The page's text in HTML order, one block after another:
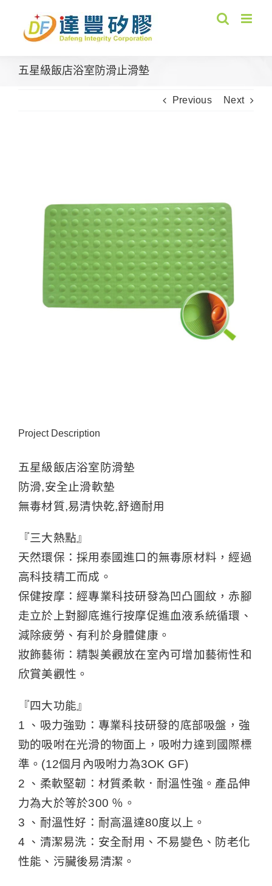
content
五星級飯店浴室防滑止滑墊
Previous Next
Project Description
五星級飯店浴室防滑墊
防滑,安全止滑軟墊
無毒材質,易清快乾,舒適耐用
『三大熱點』
天然環保：採用泰國進口的無毒原材料，經過
高科技精工而成。
保健按摩：經專業科技研發為凹凸圖紋，赤腳
走立於上對腳底進行按摩促進血液系統循環、
減除疲勞、有利於身體健康。
妝飾藝術：精製美觀放在室內可增加藝術性和
欣賞美觀性。
『四大功能』
1 、吸力強勁：專業科技研發的底部吸盤，強
勁的吸咐在光滑的物面上，吸咐力達到國際標
準。(12個月內吸咐力為3OK GF)
2 、柔軟堅韌：材質柔軟．耐溫性強。產品伸
力為大於等於300 ％。
3 、耐溫性好：耐高溫達80度以上。
4 、清潔易洗：安全耐用、不易變色、防老化
性能、污臟後易清潔。